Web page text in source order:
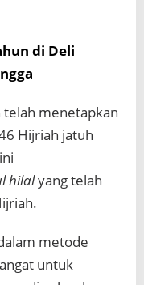
di Deli
menetapkan
Hijriah jatuh
hilalyang telah
metode
untuk